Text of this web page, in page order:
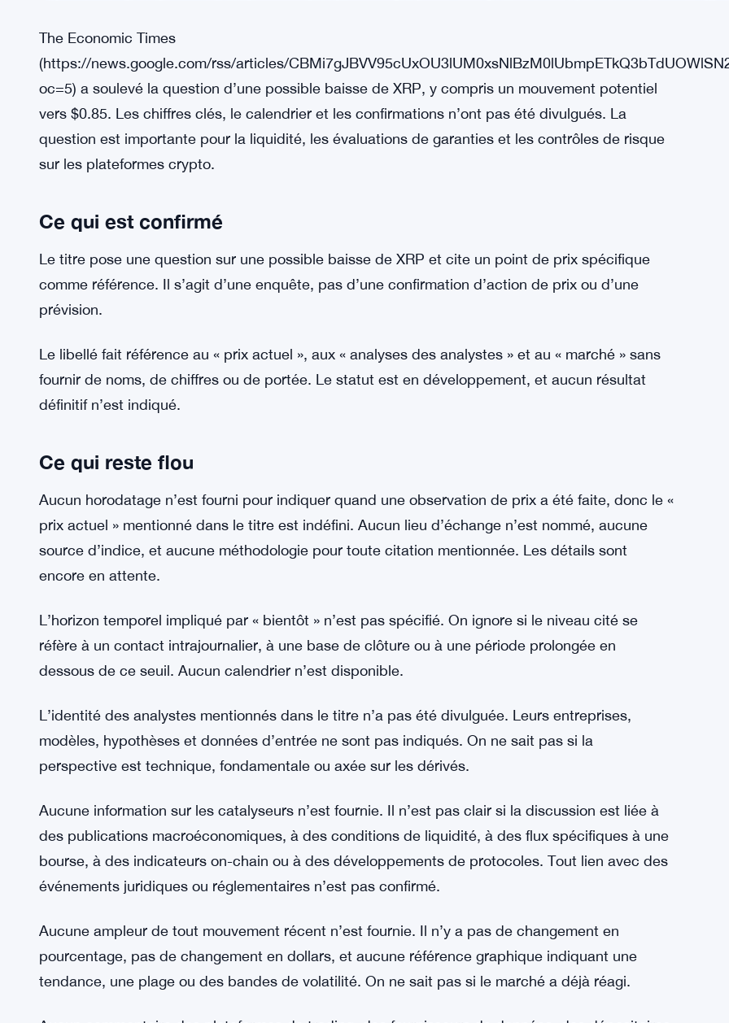
The Economic Times
(https://news.google.com/rss/articles/
oc=5) a soulevé la question d’une possible baisse de XRP, y compris un mouvement potentiel
vers $0.85. Les chiffres clés, le calendrier et les confirmations n’ont pas été divulgués. La
question est importante pour la liquidité, les évaluations de garanties et les contrôles de risque
sur les plateformes crypto.
Ce qui est confirmé
Le titre pose une question sur une possible baisse de XRP et cite un point de prix spécifique
comme référence. Il s’agit d’une enquête, pas d’une confirmation d’action de prix ou d’une
prévision.
Le libellé fait référence au « prix actuel », aux « analyses des analystes » et au « marché » sans
fournir de noms, de chiffres ou de portée. Le statut est en développement, et aucun résultat
définitif n’est indiqué.
Ce qui reste flou
Aucun horodatage n’est fourni pour indiquer quand une observation de prix a été faite, donc le «
prix actuel » mentionné dans le titre est indéfini. Aucun lieu d’échange n’est nommé, aucune
source d’indice, et aucune méthodologie pour toute citation mentionnée. Les détails sont
encore en attente.
L’horizon temporel impliqué par « bientôt » n’est pas spécifié. On ignore si le niveau cité se
réfère à un contact intrajournalier, à une base de clôture ou à une période prolongée en
dessous de ce seuil. Aucun calendrier n’est disponible.
L’identité des analystes mentionnés dans le titre n’a pas été divulguée. Leurs entreprises,
modèles, hypothèses et données d’entrée ne sont pas indiqués. On ne sait pas si la
perspective est technique, fondamentale ou axée sur les dérivés.
Aucune information sur les catalyseurs n’est fournie. Il n’est pas clair si la discussion est liée à
des publications macroéconomiques, à des conditions de liquidité, à des flux spécifiques à une
bourse, à des indicateurs on-chain ou à des développements de protocoles. Tout lien avec des
événements juridiques ou réglementaires n’est pas confirmé.
Aucune ampleur de tout mouvement récent n’est fournie. Il n’y a pas de changement en
pourcentage, pas de changement en dollars, et aucune référence graphique indiquant une
tendance, une plage ou des bandes de volatilité. On ne sait pas si le marché a déjà réagi.